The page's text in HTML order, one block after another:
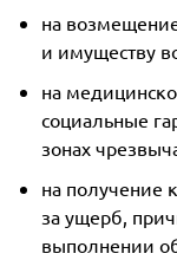
на
и имуществу
на
социальные
зонах
на получение
за ущерб,
выполнении